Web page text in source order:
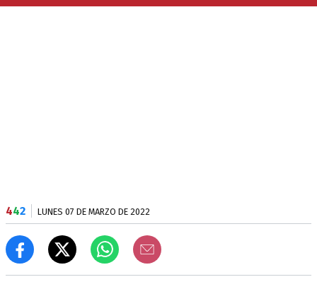
442 LUNES 07 DE MARZO DE 2022